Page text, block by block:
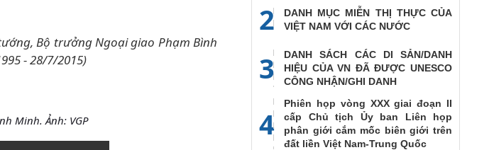
Bộ trưởng Ngoại giao Phạm Bình
- 28/7/2015)
Minh. Ảnh: VGP
2
DANH MỤC MIỄN THỊ THỰC CỦA
VIỆT NAM VỚI CÁC NƯỚC
3
DANH SÁCH CÁC DI SẢN/DANH
HIỆU CỦA VN ĐÃ ĐƯỢC UNESCO
CÔNG NHẬN/GHI DANH
4
Phiên họp vòng XXX giai đoạn II
cấp Chủ tịch Ủy ban Liên họp
phân giới cắm mốc biên giới trên
đất liền Việt Nam-Trung Quốc